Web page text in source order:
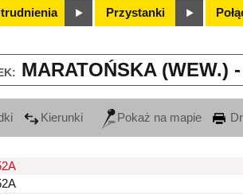
Przystanki
MARATOŃSKA (WEW.)
Kierunki Pokaż na mapie